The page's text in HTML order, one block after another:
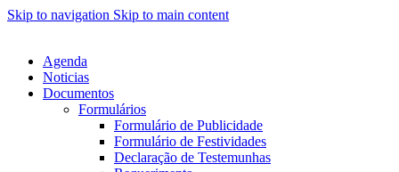
Skip to navigation Skip to main content
Agenda
Noticias
Documentos
Formulários
Formulário de Publicidade
Formulário de Festividades
Declaração de Testemunhas